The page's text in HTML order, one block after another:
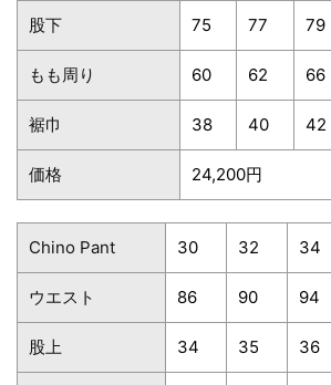
股下 75 77 79
もも周り 60 62 66
裾巾 38 40 42
価格 24,200円
Chino Pant 30 32 34
ウエスト 86 90 94
股上 34 35 36